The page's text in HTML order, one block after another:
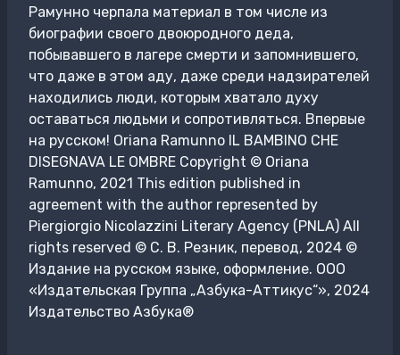
Рамунно черпала материал в том числе из
биографии своего двоюродного деда,
побывавшего в лагере смерти и запомнившего,
что даже в этом аду, даже среди надзирателей
находились люди, которым хватало духу
оставаться людьми и сопротивляться. Впервые
на русском! Oriana Ramunno IL BAMBINO CHE
DISEGNAVA LE OMBRE Copyright © Oriana
Ramunno, 2021 This edition published in
agreement with the author represented by
Piergiorgio Nicolazzini Literary Agency (PNLA) All
rights reserved © С. В. Резник, перевод, 2024 ©
Издание на русском языке, оформление. ООО
«Издательская Группа „Азбука-Аттикус“», 2024
Издательство Азбука®